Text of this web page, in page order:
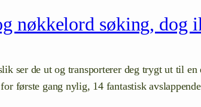
nøkkelord søking, dog
ser de ut og transporterer deg trygt ut til
første gang nylig, 14 fantastisk